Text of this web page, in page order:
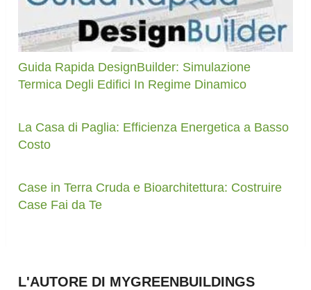
Guida Rapida DesignBuilder: Simulazione
Termica Degli Edifici In Regime Dinamico
La Casa di Paglia: Efficienza Energetica a Basso
Costo
Case in Terra Cruda e Bioarchitettura: Costruire
Case Fai da Te
L'AUTORE DI MYGREENBUILDINGS